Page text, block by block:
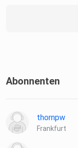
Abonnenten
thornpw
Frankfurt